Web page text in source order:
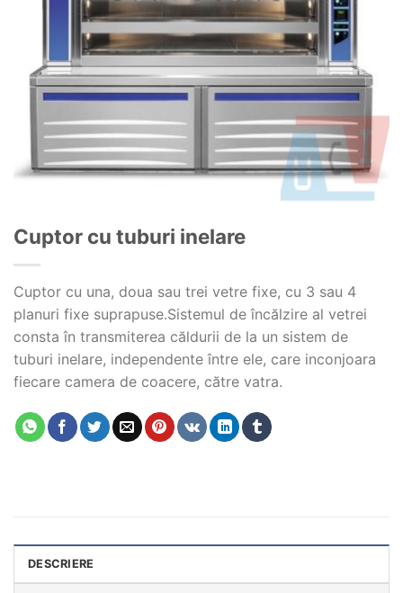
Cuptor cu tuburi inelare
Cuptor cu una, doua sau trei vetre fixe, cu 3 sau 4
planuri fixe suprapuse.Sistemul de încălzire al vetrei
consta în transmiterea căldurii de la un sistem de
tuburi inelare, independente între ele, care inconjoara
fiecare camera de coacere, către vatra.
DESCRIERE